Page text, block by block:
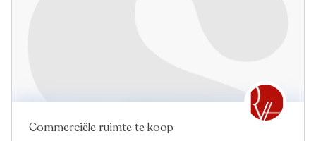
Nieuw
Commerciële ruimte te koop